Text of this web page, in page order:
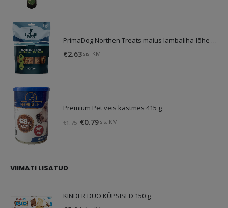
PrimaDog Northen Treats maius lambaliha-lõhe 80g
€2.63 sis. KM
Premium Pet veis kastmes 415 g
€1.75 Algne
€0.79Praegune
sis. KM
VIIMATI LISATUD
KINDER DUO KÜPSISED 150 g